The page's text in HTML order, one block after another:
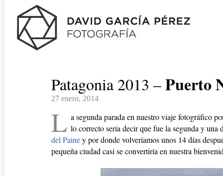
Patagonia 2013 –Puerto
27 enero, 2014
L a segunda parada en nuestro viaje fotográfico
lo correcto sería decir que fue la segunda y una
del Painey por donde volveríamos unos 14 días
pequeña ciudad casi se convertiría en nuestra